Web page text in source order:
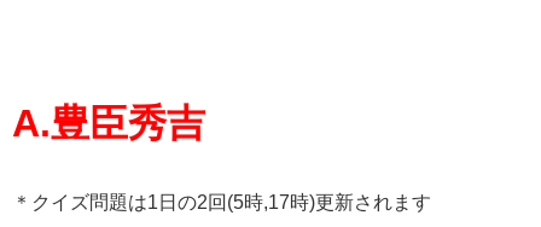
A.豊臣秀吉
＊クイズ問題は1日の2回(5時,17時)更新されます